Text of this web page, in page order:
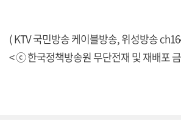
( KTV 국민방송 케이블방송, 위성방송
< ⓒ 한국정책방송원 무단전재 및 재배포